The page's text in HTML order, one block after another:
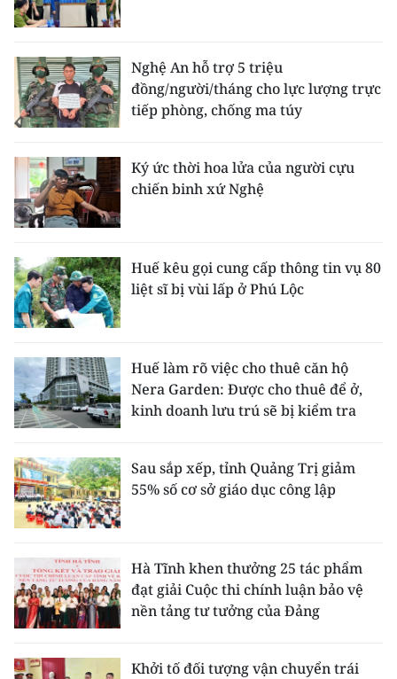
Nghệ An hỗ trợ 5 triệu
đồng/người/tháng cho lực lượng trực
tiếp phòng, chống ma túy
Ký ức thời hoa lửa của người cựu
chiến binh xứ Nghệ
Huế kêu gọi cung cấp thông tin vụ 80
liệt sĩ bị vùi lấp ở Phú Lộc
Huế làm rõ việc cho thuê căn hộ
Nera Garden: Được cho thuê để ở,
kinh doanh lưu trú sẽ bị kiểm tra
Sau sắp xếp, tỉnh Quảng Trị giảm
55% số cơ sở giáo dục công lập
Hà Tĩnh khen thưởng 25 tác phẩm
đạt giải Cuộc thi chính luận bảo vệ
nền tảng tư tưởng của Đảng
Khởi tố đối tượng vận chuyển trái